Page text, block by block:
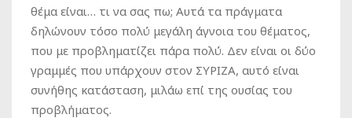
θέμα είναι… τι να σας πω; Αυτά τα πράγματα
δηλώνουν τόσο πολύ μεγάλη άγνοια του θέματος,
που με προβληματίζει πάρα πολύ. Δεν είναι οι δύο
γραμμές που υπάρχουν στον ΣΥΡΙΖΑ, αυτό είναι
συνήθης κατάσταση, μιλάω επί της ουσίας του
προβλήματος.